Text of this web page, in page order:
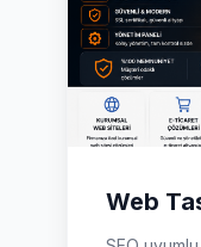
Web